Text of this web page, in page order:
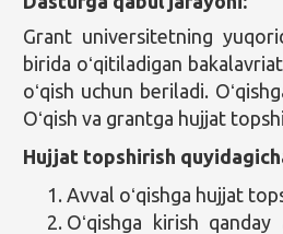
Grant universitetning
birida oʻqitiladigan
oʻqish uchun beriladi.
Oʻqish va grantga hujjat
Hujjat topshirish
Avval oʻqishga hujjat
Oʻqishga kirish